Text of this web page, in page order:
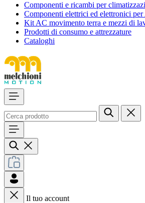
Componenti e ricambi per
Componenti elettrici ed elettronici
Kit AC movimento terra e mezzi di
Prodotti di consumo e attrezzature
Cataloghi
Il tuo account